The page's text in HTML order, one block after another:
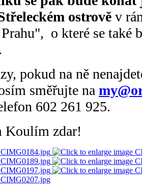
ostrově v
o které se také
pokud na ně
směřujte na
602 261 925.
Koulím zdar!